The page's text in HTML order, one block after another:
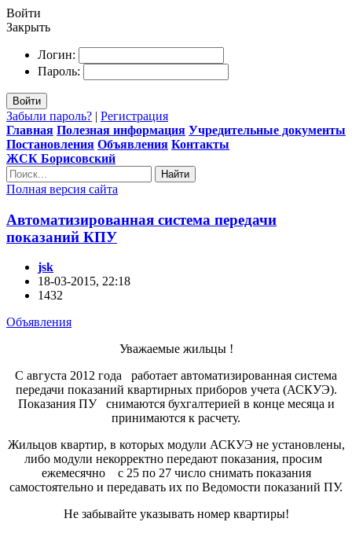
Войти
Закрыть
Логин:
Пароль:
Войти
Забыли пароль? | Регистрация
Главная Полезная информация Учредительные документы
Постановления Объявления Контакты
ЖСК Борисовский
Найти
Полная версия сайта
Автоматизированная система передачи
показаний КПУ
jsk
18-03-2015, 22:18
1432
Объявления
Уважаемые жильцы !
С августа 2012 года работает автоматизированная система
передачи показаний квартирных приборов учета (АСКУЭ).
Показания ПУ снимаются бухгалтерией в конце месяца и
принимаются к расчету.
Жильцов квартир, в которых модули АСКУЭ не установлены,
либо модули некорректно передают показания, просим
ежемесячно с 25 по 27 число снимать показания
самостоятельно и передавать их по Ведомости показаний ПУ.
Не забывайте указывать номер квартиры!